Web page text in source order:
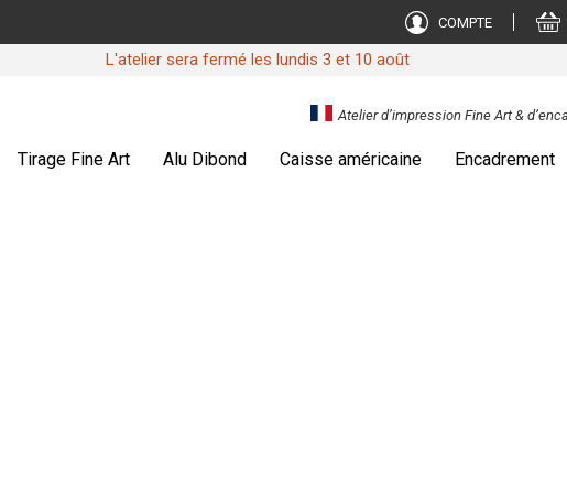
COMPTE
L'atelier sera fermé les lundis 3 et 10 août
Atelier d’impression Fine Art &
Tirage Fine Art Alu Dibond Caisse américaine Encadrement